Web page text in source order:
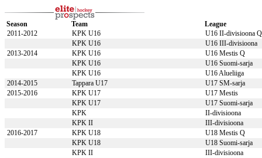
Season Team
League
2011-2012
KPK U16
U16 II-divisioona Q
KPK U16
U16 III-divisioona
2013-2014
KPK U16
U16 Mestis Q
KPK U16
U16 Suomi-sarja
KPK U16
U16 Alueliiga
2014-2015
Tappara U17
U17 SM-sarja
2015-2016
KPK U17
U17 Mestis
KPK U17
U17 Suomi-sarja
KPK
II-divisioona
KPK II
III-divisioona
2016-2017
KPK U18
U18 Mestis Q
KPK U18
U18 Suomi-sarja
KPK II
III-divisioona